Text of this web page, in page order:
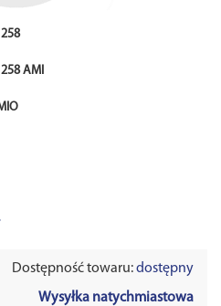
AMI
Dostępność towaru:dostępny
Wysyłka natychmiastowa